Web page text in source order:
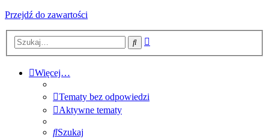
Przejdź do zawartości
Szukaj
Więcej…
Tematy bez odpowiedzi
Aktywne tematy
Szukaj